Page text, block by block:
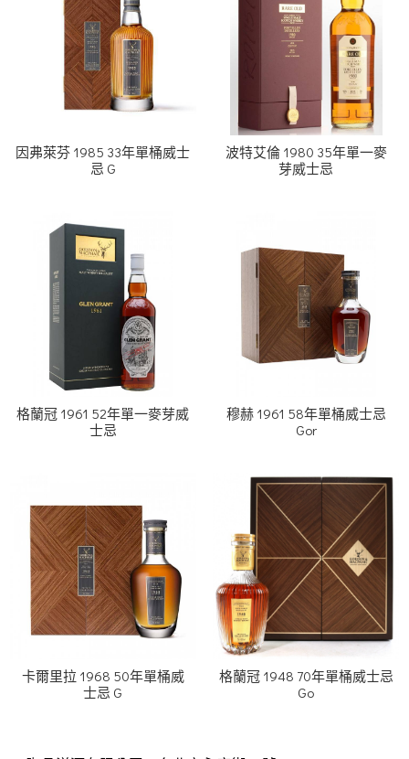
因弗萊芬 1985 33年單桶威士
忌 G
波特艾倫 1980 35年單一麥
芽威士忌
格蘭冠 1961 52年單一麥芽威
士忌
穆赫 1961 58年單桶威士忌
Gor
卡爾里拉 1968 50年單桶威
士忌 G
格蘭冠 1948 70年單桶威士忌
Go